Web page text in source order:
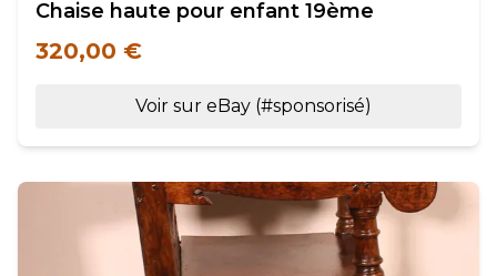
Chaise haute pour enfant 19ème
320,00 €
Voir sur eBay (#sponsorisé)